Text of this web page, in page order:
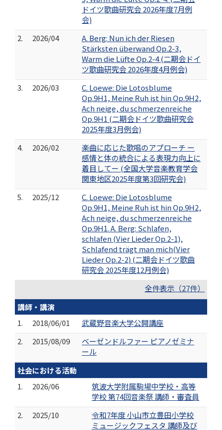
ドイツ歌曲研究会 2026年度7月例
会)
2.
2026/04
A. Berg: Nun ich der Riesen
Stärksten überwand Op.2-3,
Warm die Lüfte Op.2-4 (二期会ドイ
ツ歌曲研究会 2026年度4月例会)
3.
2026/03
C. Loewe: Die Lotosblume
Op.9H1, Meine Ruh ist hin Op.9H2,
Ach neige, du schmerzenreiche
Op.9H1 (二期会ドイツ歌曲研究会
2025年度3月例会)
4.
2026/02
楽曲に応じた歌唱のアプローチ ー
感情と体の統合による表現力向上に
着目してー (全国大学音楽教育学会
関東地区2025年度第3回研究会)
5.
2025/12
C. Loewe: Die Lotosblume
Op.9H1, Meine Ruh ist hin Op.9H2,
Ach neige, du schmerzenreiche
Op.9H1. A. Berg: Schlafen,
schlafen (Vier Lieder Op.2-1),
Schlafend trägt man mich(Vier
Lieder Op.2-2) (二期会ドイツ歌曲
研究会 2025年度12月例会)
全件表示（27件）
講師・講演
1.
2018/06/01
武蔵野音楽大学公開講座
2.
2015/08/09
ベーゼンドルファー ピアノゼミナ
ール
社会における活動
1.
2026/06
筑波大学附属駒場中学校・高等
学校 第74回音楽祭 講師・審査員
2.
2025/10
令和7年度 小山市立豊田小学校
ミュージックフェスタ 講師及び